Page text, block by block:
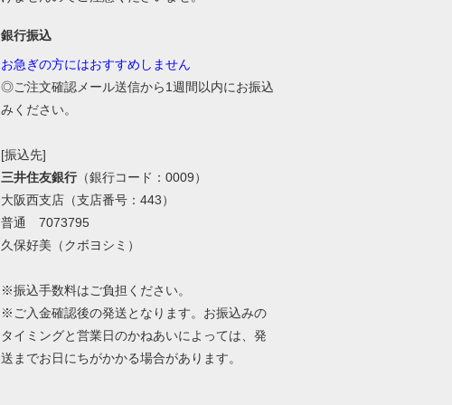
銀行振込
お急ぎの方にはおすすめしません
◎ご注文確認メール送信から1週間以内にお振込
みください。
[振込先]
三井住友銀行（銀行コード：0009）
大阪西支店（支店番号：443）
普通 7073795
久保好美（クボヨシミ）
※振込手数料はご負担ください。
※ご入金確認後の発送となります。お振込みの
タイミングと営業日のかねあいによっては、発
送までお日にちがかかる場合があります。